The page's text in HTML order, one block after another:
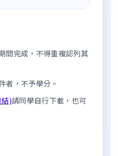
間完成，不得重複認列其
者，不予學分。
)請同學自行下載，也可